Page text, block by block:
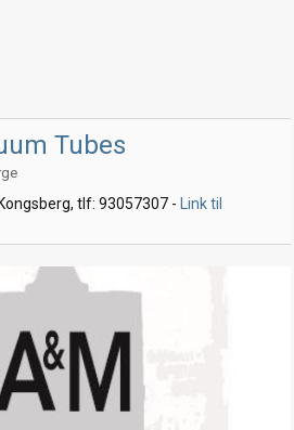
Tubes
tlf: 93057307 - Link til